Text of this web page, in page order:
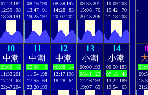
07:23 182
12:59
98
18:39 191
08:16 190
13:47
91
19:25 197
08:58 197
14:28
83
20:07202
09:35201
15:06
76
20:45206
10:09203
15:42
70
21:18208
10
中潮
05:03
-3
11:32201
17:23
63
22:47204
11
中潮
05:36
3
11:54 198
17:55
64
23:20 199
12
中潮
06:08
14
12:17 196
18:28
64
13
小潮
00:00 192
06:41
29
12:46 193
19:07
65
14
小潮
00:50 183
07:18
48
13:22 189
19:54
65
.